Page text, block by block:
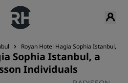
Royan Hotel Hagia Sophia Istanbul, a
Sophia Istanbul, a
Individuals